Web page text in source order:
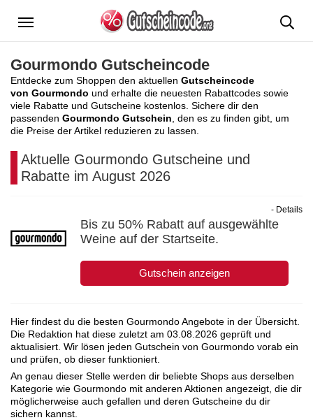
Menü
Gourmondo Gutscheincode
Entdecke zum Shoppen den aktuellen Gutscheincode
von Gourmondo und erhalte die neuesten Rabattcodes sowie
viele Rabatte und Gutscheine kostenlos. Sichere dir den
passenden Gourmondo Gutschein , den es zu finden gibt, um
die Preise der Artikel reduzieren zu lassen.
Aktuelle Gourmondo Gutscheine und
Rabatte im August 2026
Bis zu 50% Rabatt auf ausgewählte
Weine auf der Startseite.
Gutschein anzeigen
- Details
Hier findest du die besten Gourmondo Angebote in der Übersicht.
Die Redaktion hat diese zuletzt am 03.08.2026 geprüft und
aktualisiert. Wir lösen jeden Gutschein von Gourmondo vorab ein
und prüfen, ob dieser funktioniert.
An genau dieser Stelle werden dir beliebte Shops aus derselben
Kategorie wie Gourmondo mit anderen Aktionen angezeigt, die dir
möglicherweise auch gefallen und deren Gutscheine du dir
sichern kannst.